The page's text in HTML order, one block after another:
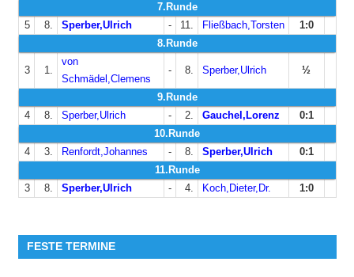
7.Runde
5
8. Sperber,Ulrich - 11. Fließbach,Torsten
1:0
8.Runde
3 1.
von
Schmädel,Clemens
- 8. Sperber,Ulrich ½
9.Runde
4
8. Sperber,Ulrich - 2. Gauchel,Lorenz
0:1
10.Runde
4
3. Renfordt,Johannes - 8. Sperber,Ulrich
0:1
11.Runde
3
8. Sperber,Ulrich - 4. Koch,Dieter,Dr. 1:0
FESTE TERMINE